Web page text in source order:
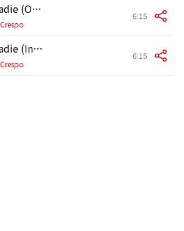
Tierra De Nadie (Original Mix) 6:15
Tierra De Nadie (Instrumental) 6:15